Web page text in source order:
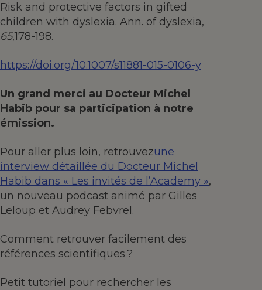
Risk and protective factors in gifted
children with dyslexia. Ann. of dyslexia,
65,178-198.
https://doi.org/10.1007/s11881-015-0106-y
Un grand merci au Docteur Michel
Habib pour sa participation à notre
émission.
Pour aller plus loin, retrouvezune
interview détaillée du Docteur Michel
Habib dans « Les invités de l’Academy »,
un nouveau podcast animé par Gilles
Leloup et Audrey Febvrel.
Comment retrouver facilement des
références scientifiques ?
Petit tutoriel pour rechercher les